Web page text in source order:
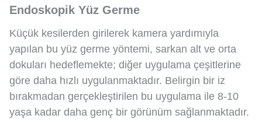
Endoskopik Yüz Germe
Küçük kesilerden girilerek kamera yardımıyla
yapılan bu yüz germe yöntemi, sarkan alt ve orta
dokuları hedeflemekte; diğer uygulama çeşitlerine
göre daha hızlı uygulanmaktadır. Belirgin bir iz
bırakmadan gerçekleştirilen bu uygulama ile 8-10
yaşa kadar daha genç bir görünüm sağlanmaktadır.